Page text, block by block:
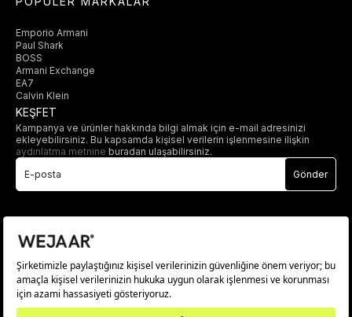
Emporio Armani
Paul Shark
BOSS
Armani Exchange
EA7
Calvin Klein
KEŞFET
Kampanya ve ürünler hakkında bilgi almak için e-mail adresinizi
ekleyebilirsiniz. Bu kapsamda kişisel verilerin işlenmesine ilişkin
aydınlatma metnine buradan ulaşabilirsiniz.
Gönder
© 2025 wejaar.com.tr. tüm hakları saklıdır.